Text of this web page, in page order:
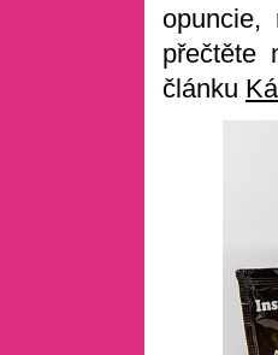
přečtěte
článku